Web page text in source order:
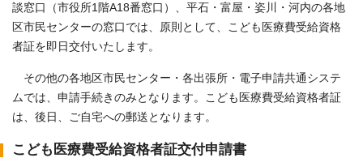
談窓口（市役所1階A18番窓口）、平石・富屋・姿川・河内の各地
区市民センターの窓口では、原則として、こども医療費受給資格
者証を即日交付いたします。
その他の各地区市民センター・各出張所・電子申請共通システ
ムでは、申請手続きのみとなります。こども医療費受給資格者証
は、後日、ご自宅への郵送となります。
こども医療費受給資格者証交付申請書